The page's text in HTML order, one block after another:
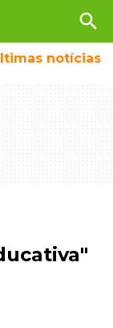
search
notícias